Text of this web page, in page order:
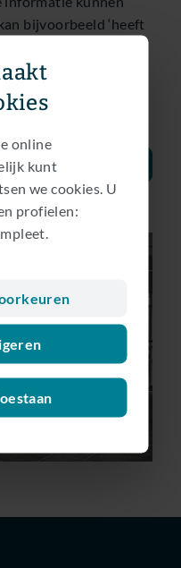
online
kunt
we cookies. U
profielen:
bijvoorbeeld ‘heeft
een blog of
doorsturen aan
dat leidt weer tot